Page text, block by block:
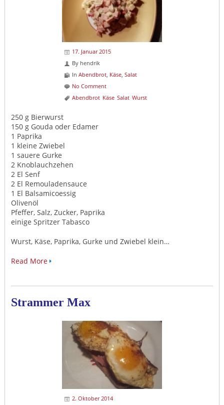
17. Januar 2015
By hendrik
In Abendbrot, Käse, Salat
No Comment
Abendbrot Käse Salat Wurst
250 g Bierwurst
150 g Gouda oder Edamer
1 Paprika
1 kleine Zwiebel
1 sauere Gurke
2 Knoblauchzehen
2 El Senf
2 El Remouladensauce
1 El Balsamicoessig
Olivenöl
Pfeffer, Salz, Zucker, Paprika
einige Spritzer Tabasco
Wurst, Käse, Paprika, Gurke und Zwiebel klein…
Read More
Strammer Max
2. Oktober 2014